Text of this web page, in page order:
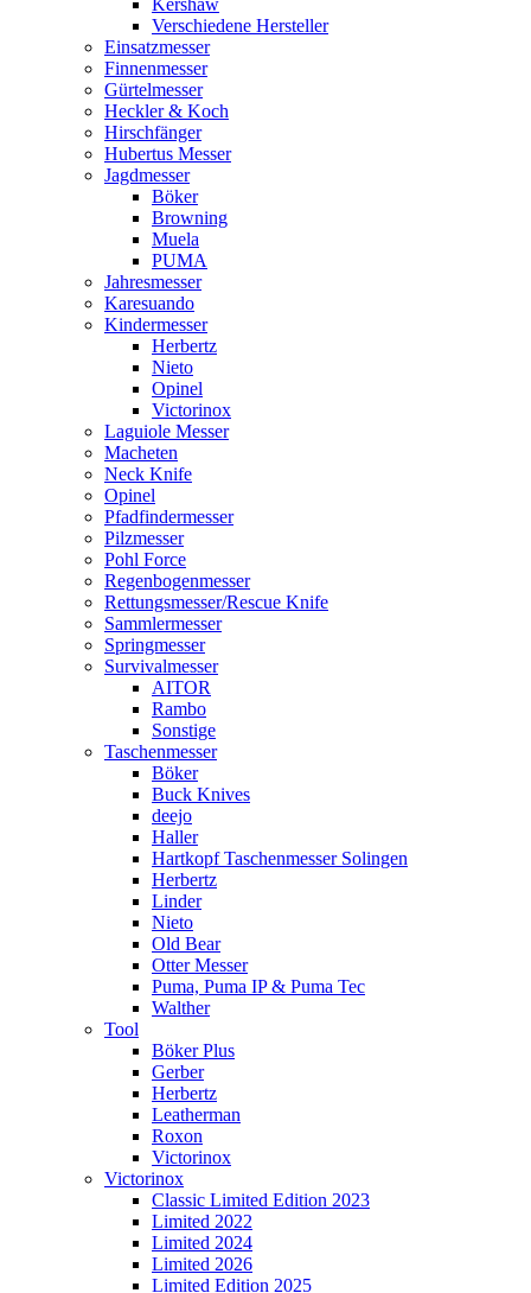
Kershaw
Verschiedene Hersteller
Einsatzmesser
Finnenmesser
Gürtelmesser
Heckler & Koch
Hirschfänger
Hubertus Messer
Jagdmesser
Böker
Browning
Muela
PUMA
Jahresmesser
Karesuando
Kindermesser
Herbertz
Nieto
Opinel
Victorinox
Laguiole Messer
Macheten
Neck Knife
Opinel
Pfadfindermesser
Pilzmesser
Pohl Force
Regenbogenmesser
Rettungsmesser/Rescue Knife
Sammlermesser
Springmesser
Survivalmesser
AITOR
Rambo
Sonstige
Taschenmesser
Böker
Buck Knives
deejo
Haller
Hartkopf Taschenmesser Solingen
Herbertz
Linder
Nieto
Old Bear
Otter Messer
Puma, Puma IP & Puma Tec
Walther
Tool
Böker Plus
Gerber
Herbertz
Leatherman
Roxon
Victorinox
Victorinox
Classic Limited Edition 2023
Limited 2022
Limited 2024
Limited 2026
Limited Edition 2025